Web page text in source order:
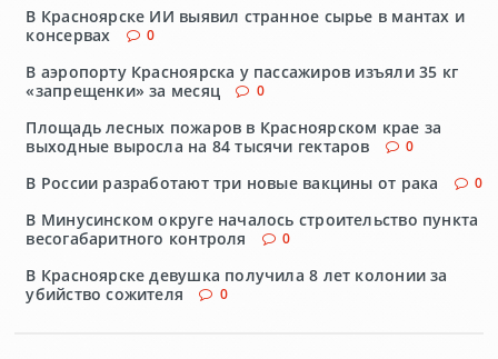
В Красноярске ИИ выявил странное сырье в мантах и
консервах
0
В аэропорту Красноярска у пассажиров изъяли 35 кг
«запрещенки» за месяц
0
Площадь лесных пожаров в Красноярском крае за
выходные выросла на 84 тысячи гектаров
0
В России разработают три новые вакцины от рака 0
В Минусинском округе началось строительство пункта
весогабаритного контроля
0
В Красноярске девушка получила 8 лет колонии за
убийство сожителя
0